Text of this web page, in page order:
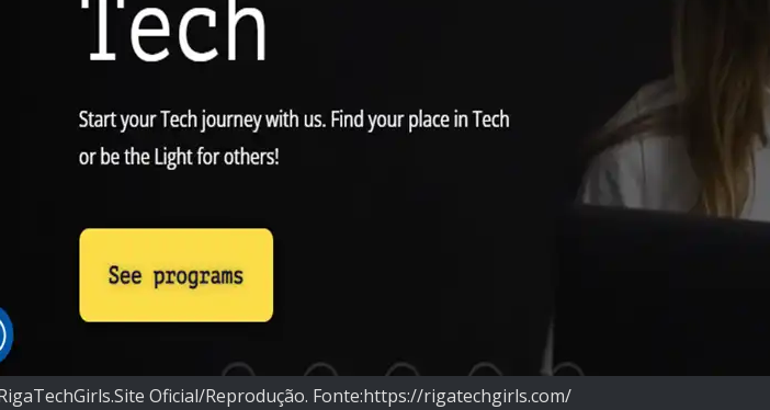
Oficial/Reprodução. Fonte:https://rigatechgirls.com/